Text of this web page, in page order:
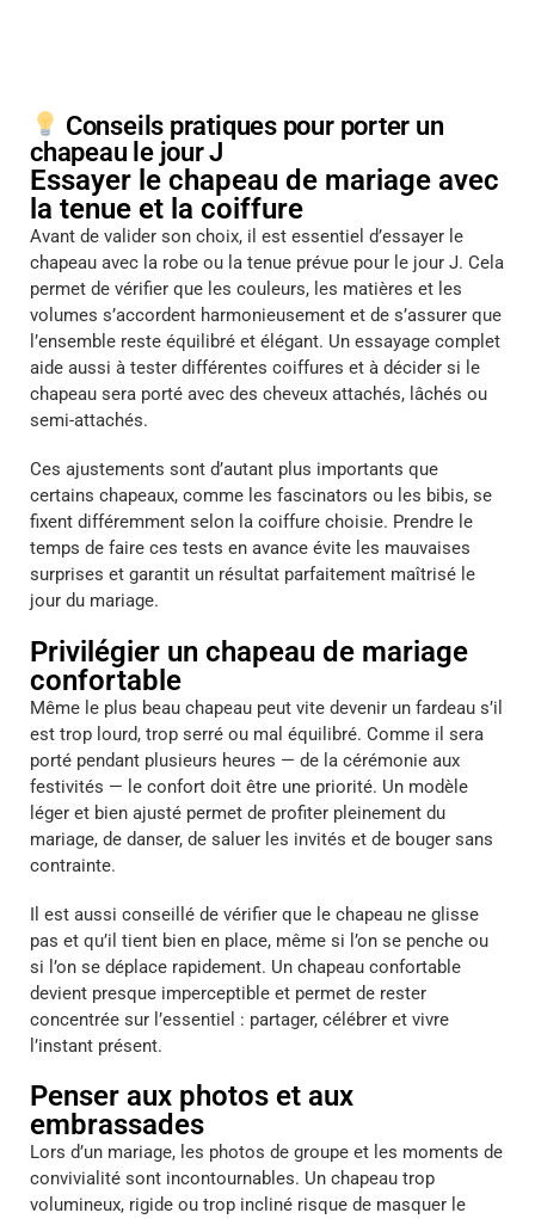
Conseils pratiques pour porter un
chapeau le jour J
Essayer le chapeau de mariage avec
la tenue et la coiffure
Avant de valider son choix, il est essentiel d’essayer le
chapeau avec la robe ou la tenue prévue pour le jour J. Cela
permet de vérifier que les couleurs, les matières et les
volumes s’accordent harmonieusement et de s’assurer que
l’ensemble reste équilibré et élégant. Un essayage complet
aide aussi à tester différentes coiffures et à décider si le
chapeau sera porté avec des cheveux attachés, lâchés ou
semi-attachés.
Ces ajustements sont d’autant plus importants que
certains chapeaux, comme les fascinators ou les bibis, se
fixent différemment selon la coiffure choisie. Prendre le
temps de faire ces tests en avance évite les mauvaises
surprises et garantit un résultat parfaitement maîtrisé le
jour du mariage.
Privilégier un chapeau de mariage
confortable
Même le plus beau chapeau peut vite devenir un fardeau s’il
est trop lourd, trop serré ou mal équilibré. Comme il sera
porté pendant plusieurs heures — de la cérémonie aux
festivités — le confort doit être une priorité. Un modèle
léger et bien ajusté permet de profiter pleinement du
mariage, de danser, de saluer les invités et de bouger sans
contrainte.
Il est aussi conseillé de vérifier que le chapeau ne glisse
pas et qu’il tient bien en place, même si l’on se penche ou
si l’on se déplace rapidement. Un chapeau confortable
devient presque imperceptible et permet de rester
concentrée sur l’essentiel : partager, célébrer et vivre
l’instant présent.
Penser aux photos et aux
embrassades
Lors d’un mariage, les photos de groupe et les moments de
convivialité sont incontournables. Un chapeau trop
volumineux, rigide ou trop incliné risque de masquer le